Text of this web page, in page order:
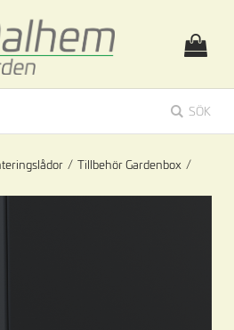
SÖK
/ Tillbehör Gardenbox /